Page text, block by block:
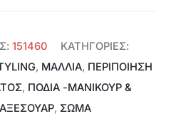
151460
ΚΑΤΗΓΟΡΊΕΣ:
, ΜΑΛΛΙΑ, ΠΕΡΙΠΟΊΗΣΗ
, ΠΌΔΙΑ -ΜΑΝΙΚΟΎΡ &
, ΣΩΜΑ